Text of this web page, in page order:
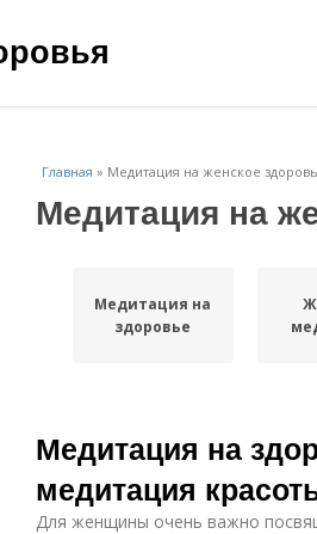
Главная » Медитация на женское
Медитация на
Медитация на
здоровье
Медитация на
медитация
Для женщины очень важно